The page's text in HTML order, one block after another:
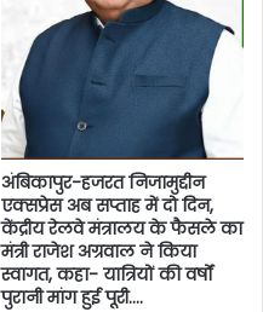
अंबिकापुर-हजरत निजामुद्दीन
एक्सप्रेस अब सप्ताह में दो दिन,
केंद्रीय रेलवे मंत्रालय के फैसले का
मंत्री राजेश अग्रवाल ने किया
स्वागत, कहा- यात्रियों की वर्षों
पुरानी मांग हुई पूरी….